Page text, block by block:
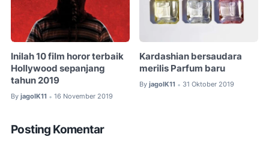
Inilah 10 film horor terbaik
Hollywood sepanjang
tahun 2019
By jagoIK11 • 16 November 2019
Kardashian bersaudara
merilis Parfum baru
By jagoIK11 • 31 Oktober 2019
Posting Komentar